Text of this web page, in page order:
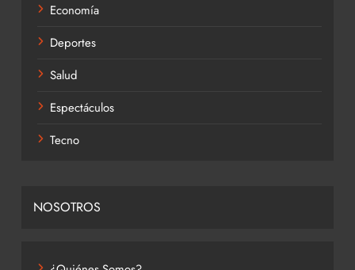
Economía
Deportes
Salud
Espectáculos
Tecno
NOSOTROS